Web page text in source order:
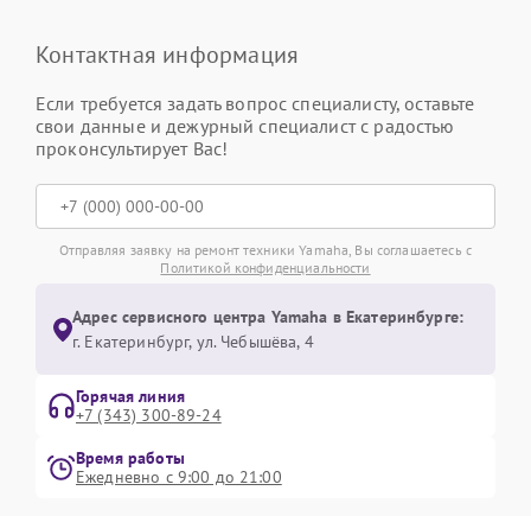
Контактная информация
Если требуется задать вопрос специалисту, оставьте
свои данные и дежурный специалист с радостью
проконсультирует Вас!
Отправляя заявку на ремонт техники Yamaha, Вы соглашаетесь с
Политикой конфиденциальности
Адрес сервисного центра Yamaha в Екатеринбурге:
г. Екатеринбург, ул. Чебышёва, 4
Горячая линия
+7 (343) 300-89-24
Время работы
Ежедневно с 9:00 до 21:00